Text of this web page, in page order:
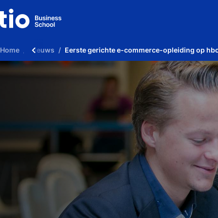
Home Nieuws Eerste gerichte e-commerce-opleiding op